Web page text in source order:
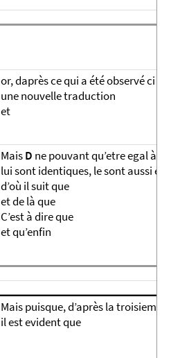
or, daprès ce qui a été observé ci
une nouvelle traduction
et
MaisD ne pouvant qu’etre egal à
lui sont identiques, le sont aussi
d’où il suit que
et de là que
C’est à dire que
et qu’enfin
Mais puisque, d’après la troisieme
il est evident que